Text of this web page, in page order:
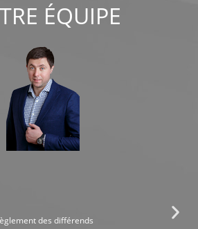
ÉQUIPE
des différends